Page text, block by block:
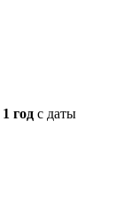
1 год с даты